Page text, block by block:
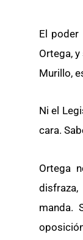
El poder
Ortega,
Murillo,
Ni el
cara.
Ortega
manda.